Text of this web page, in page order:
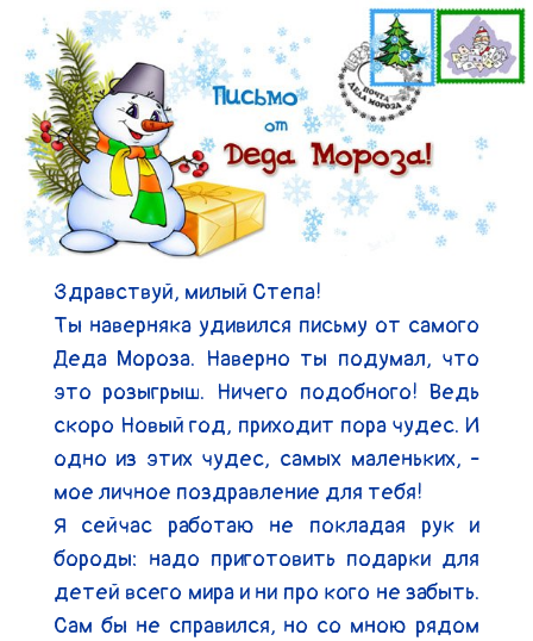
Здравствуй, милый Степа!
Ты наверняка удивился письму от самого
Деда Мороза. Наверно ты подумал, что
это розыгрыш. Ничего подобного! Ведь
скоро Новый год, приходит пора чудес. И
одно из этих чудес, самых маленьких, -
мое личное поздравление для тебя!
Я сейчас работаю не покладая рук и
бороды: надо приготовить подарки для
детей всего мира и ни про кого не забыть.
Сам бы не справился, но со мною рядом